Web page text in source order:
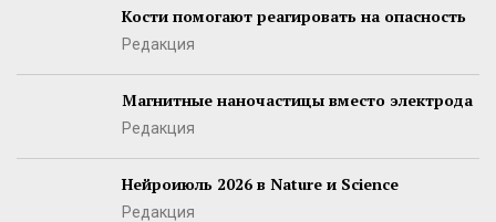
Кости помогают реагировать на опасность
Редакция
Магнитные наночастицы вместо электрода
Редакция
Нейроиюль 2026 в Nature и Science
Редакция